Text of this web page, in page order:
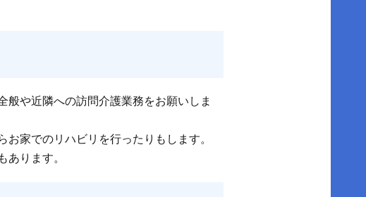
や近隣への訪問介護業務をお願いしま
家でのリハビリを行ったりもします。
ります。